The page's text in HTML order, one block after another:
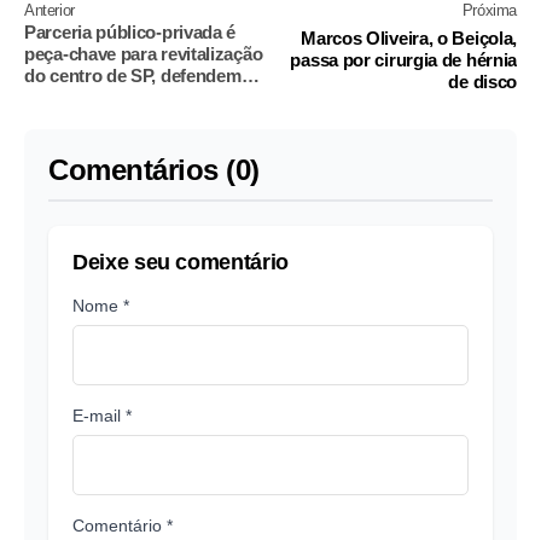
Anterior
Parceria público-privada é
peça-chave para revitalização
do centro de SP, defendem
Próxima
Marcos Oliveira, o Beiçola,
passa por cirurgia de hérnia
de disco
Comentários (0)
Deixe seu comentário
Nome *
E-mail *
Comentário *